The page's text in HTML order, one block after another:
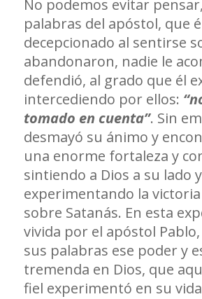
No podemos evitar
palabras del apóstol, que
decepcionado al sentirse
abandonaron, nadie le
defendió, al grado que él
intercediendo por ellos:
tomado en cuenta”. Sin
desmayó su ánimo y
una enorme fortaleza y
sintiendo a Dios a su lado y
experimentando la victoria
sobre Satanás. En esta
vivida por el apóstol
sus palabras ese poder y
tremenda en Dios, que
fiel experimentó en su